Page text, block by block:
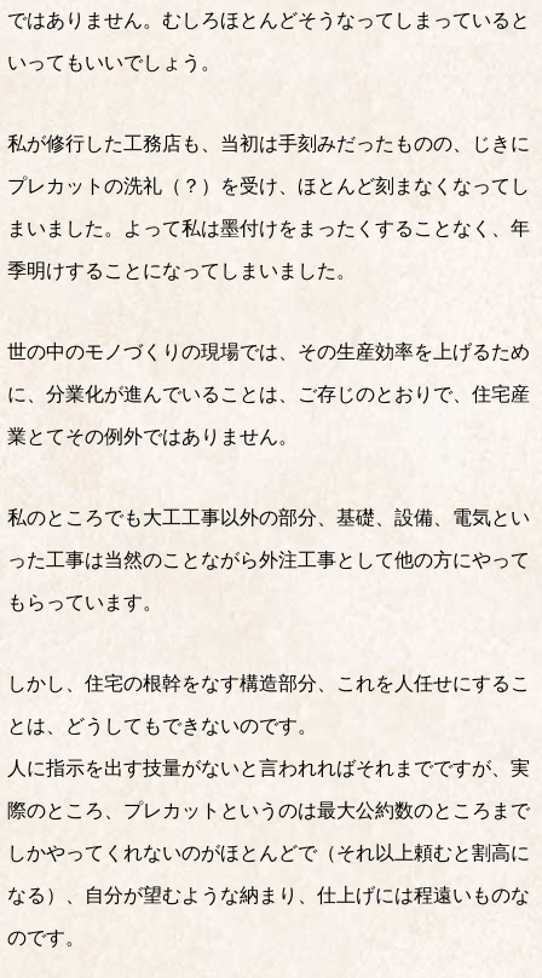
ではありません。むしろほとんどそうなってしまっていると
いってもいいでしょう。
私が修行した工務店も、当初は手刻みだったものの、じきに
プレカットの洗礼（？）を受け、ほとんど刻まなくなってし
まいました。よって私は墨付けをまったくすることなく、年
季明けすることになってしまいました。
世の中のモノづくりの現場では、その生産効率を上げるため
に、分業化が進んでいることは、ご存じのとおりで、住宅産
業とてその例外ではありません。
私のところでも大工工事以外の部分、基礎、設備、電気とい
った工事は当然のことながら外注工事として他の方にやって
もらっています。
しかし、住宅の根幹をなす構造部分、これを人任せにするこ
とは、どうしてもできないのです。
人に指示を出す技量がないと言われればそれまでですが、実
際のところ、プレカットというのは最大公約数のところまで
しかやってくれないのがほとんどで（それ以上頼むと割高に
なる）、自分が望むような納まり、仕上げには程遠いものな
のです。